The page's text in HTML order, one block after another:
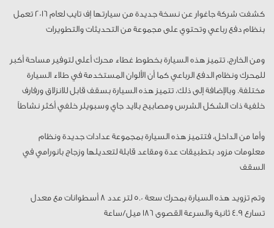
كشفت شركة جاغوار عن نسخة جديدة من سيارتها إف تايب لعام 2016 تعمل
بنظام دفع رباعي وتحتوي على مجموعة من التحديثات والتطويرات
ومن الخارج، تتميز هذه السيارة بخطوط غطاء محرك أعلى لتوفير مساحة أكبر
للمحرك ونظام الدفع الرباعي كما أن الألوان المستخدمة في طلاء السيارة
مختلفة. وبالإضافة إلى ذلك، تتميز هذه السيارة بسقف قابل للانزلاق ورفارف
خلفية ذات الشكل الشرس ومصابيح بلايد جاي وسبويلر خلفي أكثر نشاطاً
وأما من الداخل، فتتميز هذه السيارة بمجموعة عدادات جديدة ونظام
معلومات مزود بتطبيقات عدة ومقاعد قابلة لتعديلها وزجاج بانورامي في
السقف
وتم تزويد هذه السيارة بمحرك سعة 5.0 لتر عدد 8 أسطوانات مع معدل
تسارع 4.9 ثانية والسرعة القصوى 186 ميل/ساعة